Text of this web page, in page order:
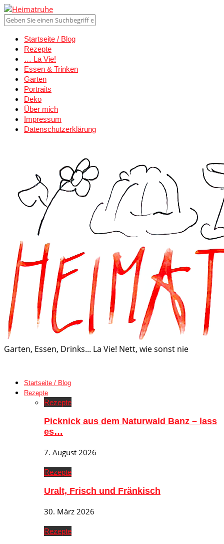
Startseite / Blog
Rezepte
… La Vie!
Essen & Trinken
Garten
Portraits
Deko
Über mich
Impressum
Datenschutzerklärung
Garten, Essen, Drinks... La Vie! Nett, wie sonst nie
Startseite / Blog
Rezepte
Rezepte
Picknick aus dem Naturwald Banz – lass
es…
7. August 2026
Rezepte
Uralt, Frisch und Fränkisch
30. März 2026
Rezepte